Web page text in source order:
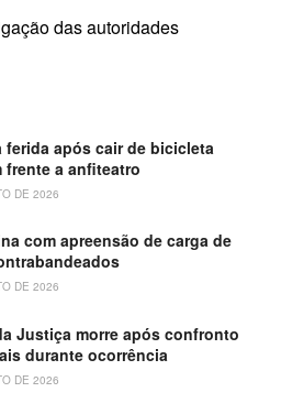
das autoridades
ferida após cair de bicicleta
frente a anfiteatro
DE 2026
com apreensão de carga de
DE 2026
Justiça morre após confronto
durante ocorrência
DE 2026